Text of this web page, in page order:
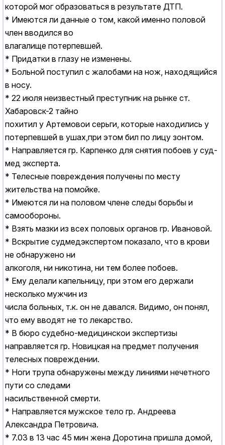
которой мог образоваться в результате ДТП.
* Имеются ли данные о том, какой именно половой
член вводился во
влагалище потерпевшей.
* Придатки в глазу не изменены.
* Больной поступил с жалобами на нож, находящийся
в носу.
* 22 июля неизвестный преступник на рынке ст.
Хабаровск-2 тайно
похитил у Артемовои серьги, которые находились у
потерпевшей в ушах,при этом бил по лицу зонтом.
* Hаправляется гр. Карпенко для снятия побоев у суд-
мед эксперта.
* Телесные повреждения получены по месту
жительства на помойке.
* Имеются ли на половом члене следы борьбы и
самообороны.
* Взять мазки из всех половых органов гр. Ивановой.
* Вскрытие судмедэкспертом показало, что в крови
не обнаружено ни
алкоголя, ни никотина, ни тем более побоев.
* Ему делали капельницу, при этом его держали
несколько мужчин из
числа больных, т.к. он не давался. Видимо, он понял,
что ему вводят не то лекарство.
* В бюро судебно-медицинскои экспертизы
направляется гр. Hовицкая на предмет получения
телесных повреждении.
* Hоги трупа обнаружены между линиями нечетного
пути со следами
насильственной смерти.
* Hаправляется мужское тело гр. Андреева
Александра Петровича.
* 7.03 в 13 час 45 мин жена Доротина пришла домой,